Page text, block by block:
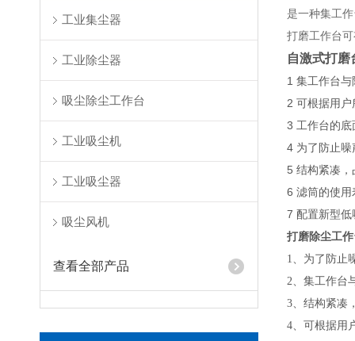
工业集尘器
工业除尘器
吸尘除尘工作台
工业吸尘机
工业吸尘器
吸尘风机
查看全部产品
是一种集工
打磨工作台
自激式打磨
1 集工作台
2 可根据用
3 工作台的底
4 为了防止
5 结构紧凑，
6 滤筒的使
7 配置新型低
打磨除尘工
1、为了防止
2、集工作台
3、结构紧凑
4、可根据用